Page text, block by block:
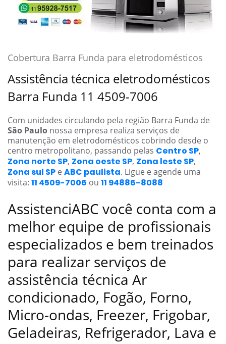
Cobertura Barra Funda para eletrodomésticos
Assistência técnica eletrodomésticos
Barra Funda 11 4509-7006
Com unidades circulando pela região Barra Funda de
São Paulo nossa empresa realiza serviços de
manutenção em eletrodomésticos cobrindo desde o
centro metropolitano, passando pelas Centro SP,
Zona norte SP, Zona oeste SP, Zona leste SP,
Zona sul SP e ABC paulista. Ligue e agende uma
visita: 11 4509-7006 ou 11 94886-8088
AssistenciABC você conta com a
melhor equipe de profissionais
especializados e bem treinados
para realizar serviços de
assistência técnica Ar
condicionado, Fogão, Forno,
Micro-ondas, Freezer, Frigobar,
Geladeiras, Refrigerador, Lava e